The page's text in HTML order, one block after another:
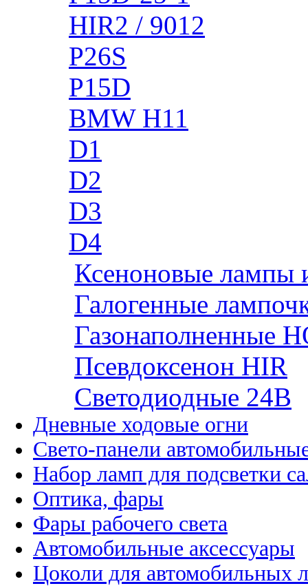
HIR2 / 9012
P26S
P15D
BMW H11
D1
D2
D3
D4
Ксеноновые лампы
Галогенные
Газонаполненные
Псевдоксенон HIR
Cветодиодные 24B
Дневные ходовые огни
Свето-панели
Набор ламп для подсветки
Оптика, фары
Фары рабочего света
Автомобильные аксессуары
Цоколи для автомобильных